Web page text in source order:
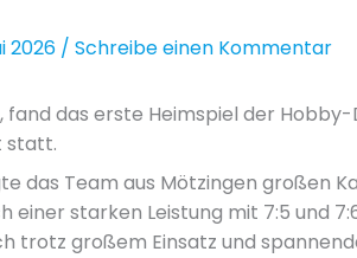
2026 / Schreibe einen Kommentar
fand das erste Heimspiel der
statt.
das Team aus Mötzingen großen
einer starken Leistung mit 7:5 und
trotz großem Einsatz und